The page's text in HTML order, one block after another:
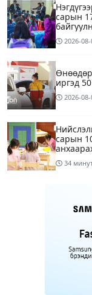
сарын
2026-
иргэд
2026-
сарын
34
4
13